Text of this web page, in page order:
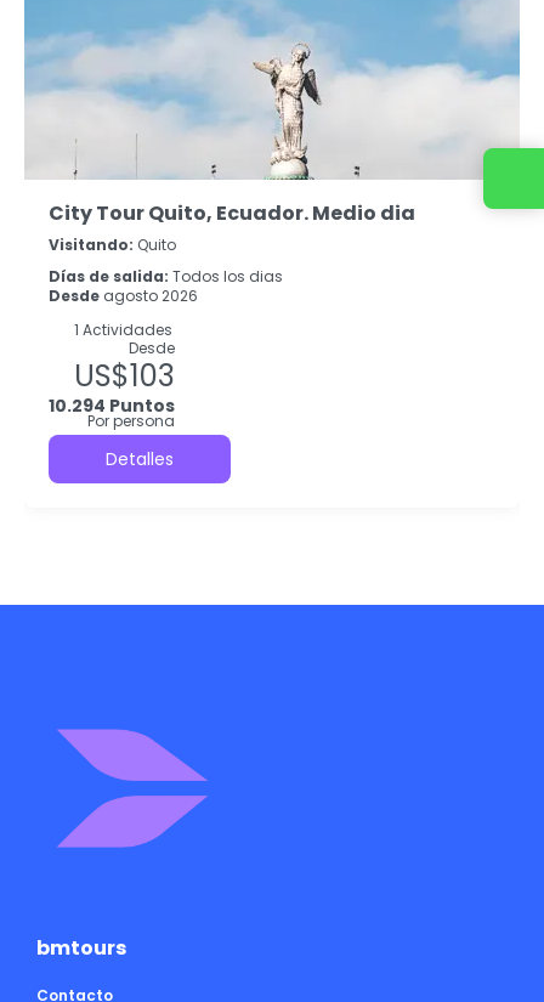
City Tour Quito, Ecuador. Medio dia
Visitando: Quito
Días de salida: Todos los dias
Desde agosto 2026
1 Actividades
Desde
US$103
10.294 Puntos
Por persona
Detalles
bmtours
Contacto
Contacta con nosotros